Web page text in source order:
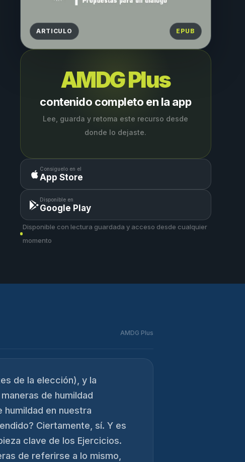
ARTICULO EPUB
AMDG Plus
contenido completo en la app
Lee, guarda y retoma este recurso desde
donde lo dejaste.
Consíguelo en el
App Store
Disponible en
Google Play
Disponible con lectura guardada y acceso desde cualquier
momento
AMDG Plus
de la elección), y la
de humildad
en nuestra
Ciertamente, sí. Y es
clave de los Ejercicios.
de referirse a lo mismo,